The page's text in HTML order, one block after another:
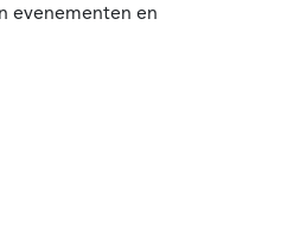
evenementen en